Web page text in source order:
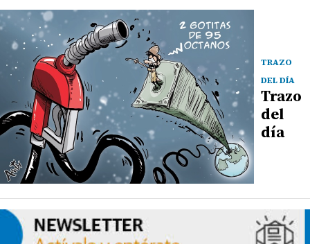
TRAZO
DEL DÍA
Trazo
del
día